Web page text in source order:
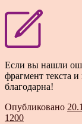
Если вы нашли
фрагмент текста
благодарна!
Опубликовано
1200